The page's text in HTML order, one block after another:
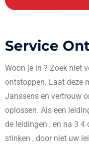
Service
Woon je in ? Zoek niet
ontstoppen. Laat deze
Janssens en vertrouw
oplossen. Als een
de leidingen , en na 3
stinken , door niet uw